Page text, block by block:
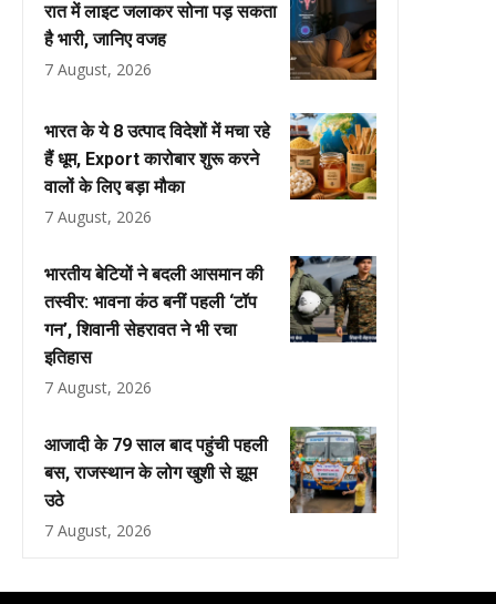
रात में लाइट जलाकर सोना पड़ सकता
है भारी, जानिए वजह
7 August, 2026
भारत के ये 8 उत्पाद विदेशों में मचा रहे
हैं धूम, Export कारोबार शुरू करने
वालों के लिए बड़ा मौका
7 August, 2026
भारतीय बेटियों ने बदली आसमान की
तस्वीर: भावना कंठ बनीं पहली ‘टॉप
गन’, शिवानी सेहरावत ने भी रचा
इतिहास
7 August, 2026
आजादी के 79 साल बाद पहुंची पहली
बस, राजस्थान के लोग खुशी से झूम
उठे
7 August, 2026